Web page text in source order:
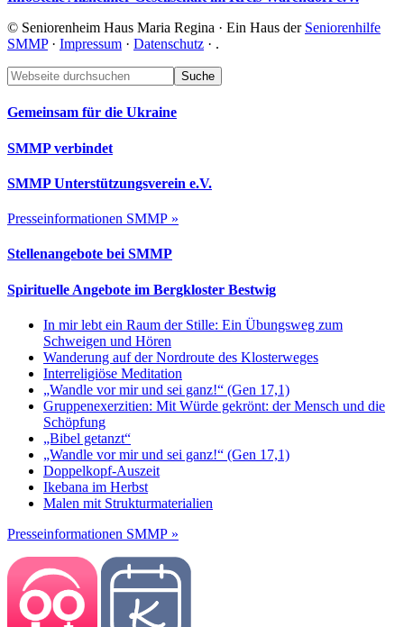
© Seniorenheim Haus Maria Regina · Ein Haus der Seniorenhilfe
SMMP· Impressum · Datenschutz · .
Footer
Webseite
durchsuchen
Gemeinsam für die Ukraine
SMMP verbindet
SMMP Unterstützungsverein e.V.
Presseinformationen SMMP »
Stellenangebote bei SMMP
Spirituelle Angebote im Bergkloster Bestwig
In mir lebt ein Raum der Stille: Ein Übungsweg zum
Schweigen und Hören
Wanderung auf der Nordroute des Klosterweges
Interreligiöse Meditation
„Wandle vor mir und sei ganz!“ (Gen 17,1)
Gruppenexerzitien: Mit Würde gekrönt: der Mensch und die
Schöpfung
„Bibel getanzt“
„Wandle vor mir und sei ganz!“ (Gen 17,1)
Doppelkopf-Auszeit
Ikebana im Herbst
Malen mit Strukturmaterialien
Presseinformationen SMMP »